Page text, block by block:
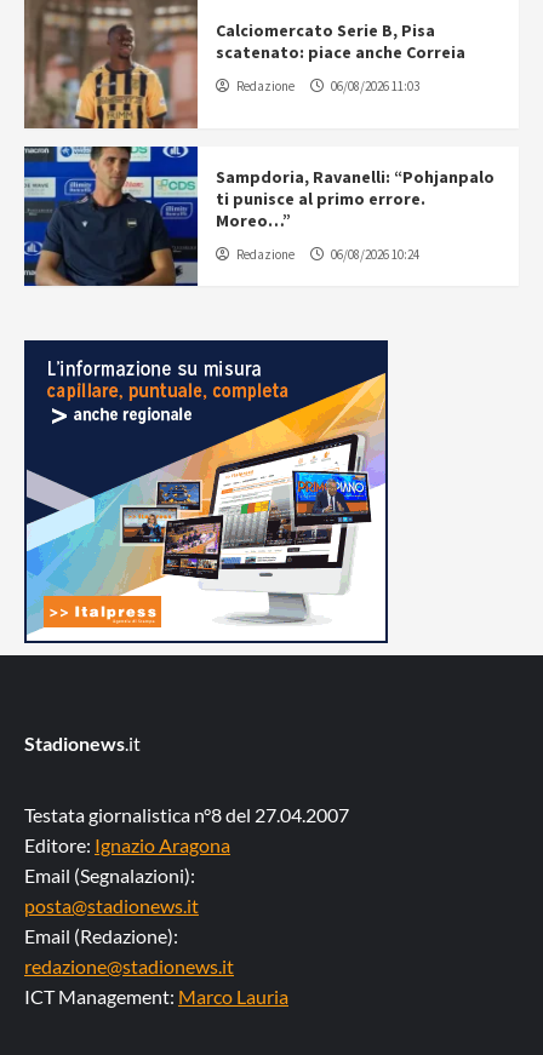
Calciomercato Serie B, Pisa
scatenato: piace anche Correia
Redazione 06/08/2026 11:03
Sampdoria, Ravanelli: “Pohjanpalo
ti punisce al primo errore.
Moreo…”
Redazione 06/08/2026 10:24
Stadionews.it
Testata giornalistica n°8 del 27.04.2007
Editore: Ignazio Aragona
Email (Segnalazioni):
posta@stadionews.it
Email (Redazione):
redazione@stadionews.it
ICT Management: Marco Lauria